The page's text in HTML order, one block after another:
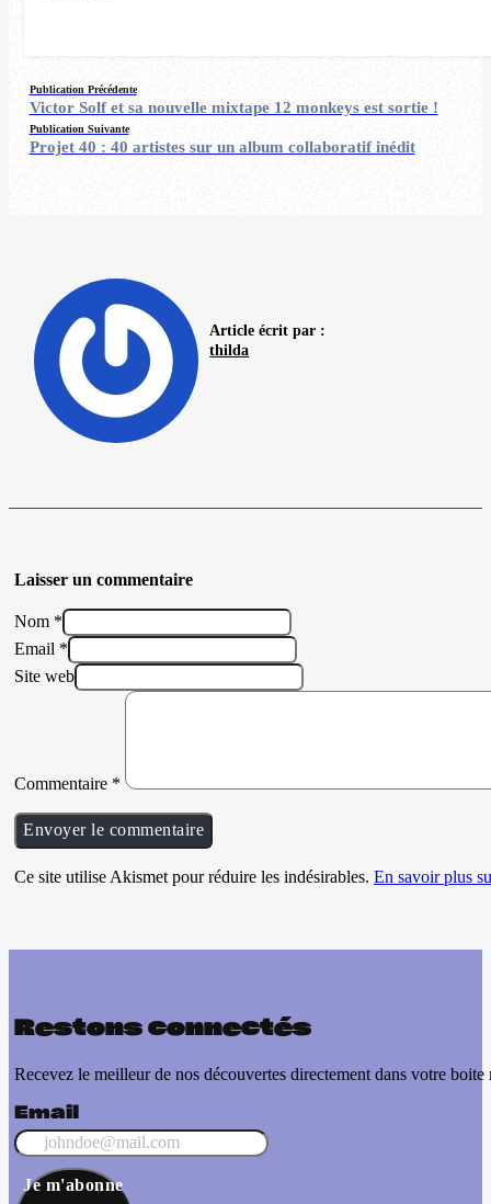
Publication Précédente
Victor Solf et sa nouvelle mixtape 12 monkeys est sortie !
Publication Suivante
Projet 40 : 40 artistes sur un album collaboratif inédit
Article écrit par :
thilda
Laisser un commentaire
Nom *
Email *
Site web
Commentaire *
Ce site utilise Akismet pour réduire les indésirables. En savoir plus
Restons connectés
Recevez le meilleur de nos découvertes directement dans votre boite
Email
Je m'abonne